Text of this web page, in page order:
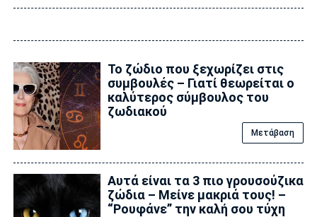
Το ζώδιο που ξεχωρίζει στις
συμβουλές – Γιατί θεωρείται ο
καλύτερος σύμβουλος του
ζωδιακού
Μετάβαση
Αυτά είναι τα 3 πιο γρουσούζικα
ζώδια – Μείνε μακριά τους! –
“Ρουφάνε” την καλή σου τύχη